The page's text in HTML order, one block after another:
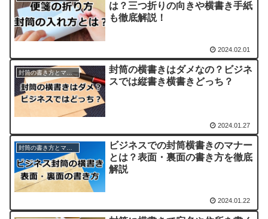
は？三つ折りの向きや横書き手紙
も徹底解説！
2024.02.01
封筒の横書きはダメなの？ビジネ
スでは縦書き横書きどっち？
2024.01.27
封筒の書き方とマナー
ビジネスでの封筒横書きのマナー
とは？表面・裏面の書き方を徹底
解説
2024.01.22